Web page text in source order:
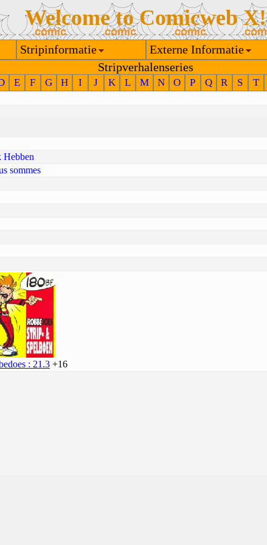
Welcome to Comicweb X!
Stripinformatie Externe Informatie
Stripverhalenseries
E F G H I J K L M N O P Q R S T
Hebben
sommes
: 21.3 +16